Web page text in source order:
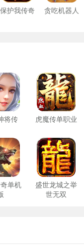
保护我传奇 贪吃机器人
将传 虎魔传单职业
单机
盛世龙城之举
世无双